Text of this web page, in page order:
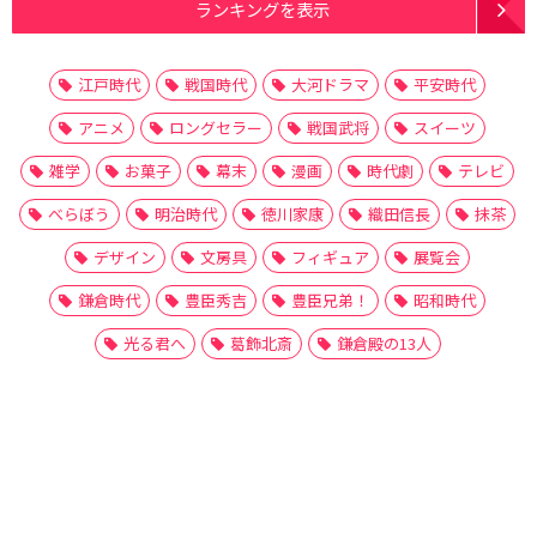
ランキングを表示
江戸時代 戦国時代 大河ドラマ
平安時代
アニメ
ロングセラー 戦国武将
スイーツ
雑学
お菓子 幕末 漫画 時代劇
テレビ
べらぼう
明治時代 徳川家康 織田信長
抹茶
デザイン
文房具 フィギュア
展覧会
鎌倉時代
豊臣秀吉 豊臣兄弟！
昭和時代
光る君へ
葛飾北斎 鎌倉殿の13人